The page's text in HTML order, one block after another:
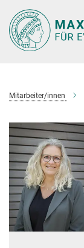
Hauptinhalt
Mitarbeiter/innen